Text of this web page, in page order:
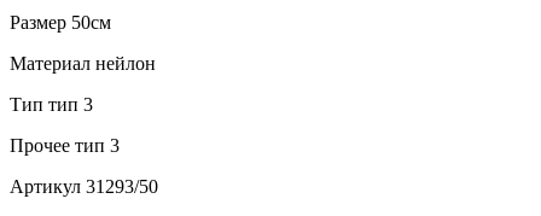
Размер 50см
Материал нейлон
Тип тип 3
Прочее тип 3
Артикул 31293/50